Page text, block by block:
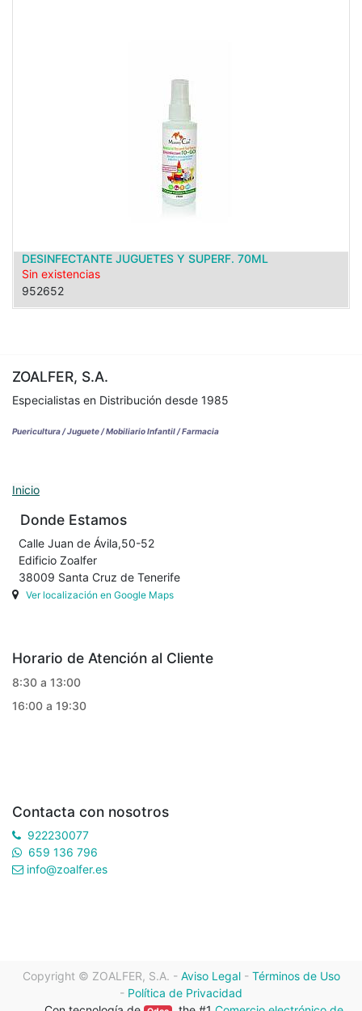
DESINFECTANTE JUGUETES Y SUPERF. 70ML
Sin existencias
952652
ZOALFER, S.A.
Especialistas en Distribución desde 1985
Puericultura / Juguete / Mobiliario Infantil / Farmacia
Inicio
Donde Estamos
Calle Juan de Ávila,50-52
Edificio Zoalfer
38009 Santa Cruz de Tenerife
Ver localización en Google Maps
Horario de Atención al Cliente
8:30 a 13:00
16:00 a 19:30
Contacta con nosotros
922230077
659 136 796
info@zoalfer.es
Copyright © ZOALFER, S.A. - Aviso Legal - Términos de Uso
- Política de Privacidad